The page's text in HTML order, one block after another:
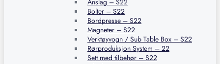
Anslag – S22
Bolter – S22
Bordpresse – S22
Magneter – S22
Verktøyvogn / Sub Table Box – S22
Rørproduksjon System – 22
Sett med tilbehør – S22